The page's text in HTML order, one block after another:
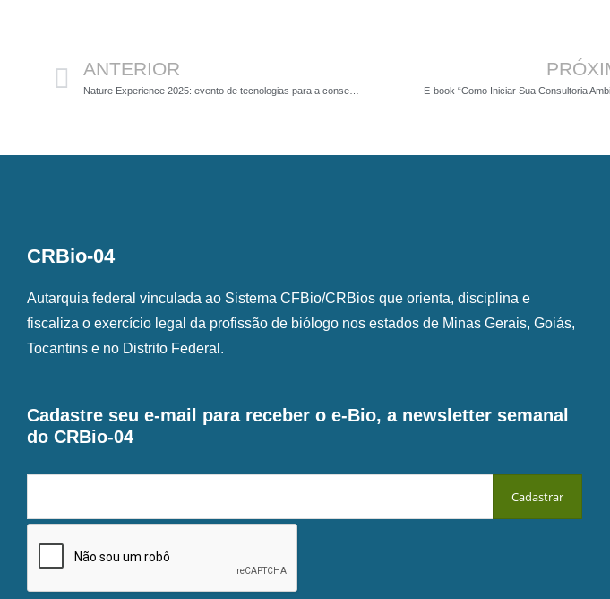
ANTERIOR
E-book “Como Iniciar Sua Consultoria
CRBio-04
Autarquia federal vinculada ao Sistema CFBio/CRBios que orienta, disciplina e
fiscaliza o exercício legal da profissão de biólogo nos estados de Minas Gerais, Goiás,
Tocantins e no Distrito Federal.
Cadastre seu e-mail para receber o e-Bio, a newsletter semanal
do CRBio-04